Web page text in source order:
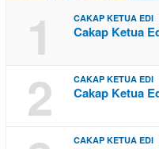
1 CAKAP KETUA EDI
Cakap Ketua
2 CAKAP KETUA EDI
Cakap Ketua
CAKAP KETUA EDI